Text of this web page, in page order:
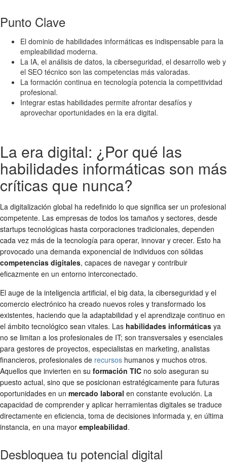
Punto Clave
El dominio de habilidades informáticas es indispensable para la
empleabilidad moderna.
La IA, el análisis de datos, la ciberseguridad, el desarrollo web y
el SEO técnico son las competencias más valoradas.
La formación continua en tecnología potencia la competitividad
profesional.
Integrar estas habilidades permite afrontar desafíos y
aprovechar oportunidades en la era digital.
La era digital: ¿Por qué las
habilidades informáticas son más
críticas que nunca?
La digitalización global ha redefinido lo que significa ser un profesional
competente. Las empresas de todos los tamaños y sectores, desde
startups tecnológicas hasta corporaciones tradicionales, dependen
cada vez más de la tecnología para operar, innovar y crecer. Esto ha
provocado una demanda exponencial de individuos con sólidas
competencias digitales, capaces de navegar y contribuir
eficazmente en un entorno interconectado.
El auge de la inteligencia artificial, el big data, la ciberseguridad y el
comercio electrónico ha creado nuevos roles y transformado los
existentes, haciendo que la adaptabilidad y el aprendizaje continuo en
el ámbito tecnológico sean vitales. Las habilidades informáticas ya
no se limitan a los profesionales de IT; son transversales y esenciales
para gestores de proyectos, especialistas en marketing, analistas
financieros, profesionales de recursos humanos y muchos otros.
Aquellos que invierten en su formación TIC no solo aseguran su
puesto actual, sino que se posicionan estratégicamente para futuras
oportunidades en un mercado laboral en constante evolución. La
capacidad de comprender y aplicar herramientas digitales se traduce
directamente en eficiencia, toma de decisiones informada y, en última
instancia, en una mayor empleabilidad.
Desbloquea tu potencial digital